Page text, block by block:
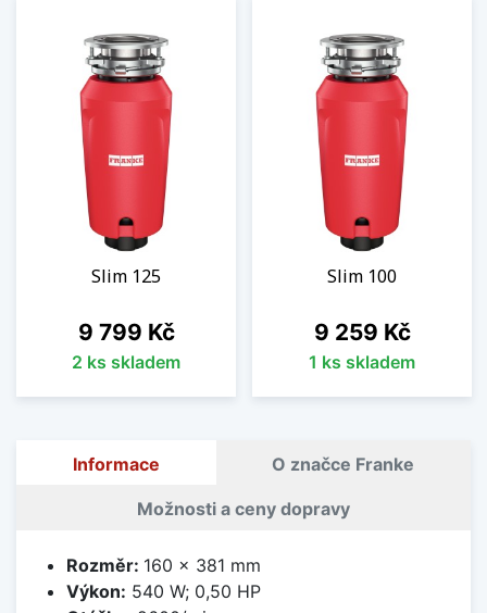
Slim 125
Cena
9 799 Kč
2 ks skladem
Slim 100
Cena
9 259 Kč
1 ks skladem
Informace O značce Franke
Možnosti a ceny dopravy
Rozměr: 160 x 381 mm
Výkon: 540 W; 0,50 HP